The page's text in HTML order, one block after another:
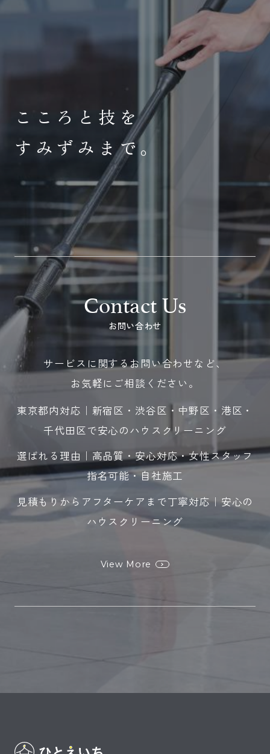
こころと技を
すみずみまで。
お問い合わせ
サービスに関するお問い合わせなど、
お気軽にご相談ください。
東京都内対応｜新宿区・渋谷区・中野区・港区・
千代田区で安心のハウスクリーニング
選ばれる理由｜高品質・安心対応・女性スタッフ
指名可能・自社施工
見積もりからアフターケアまで丁寧対応｜安心の
ハウスクリーニング
View More